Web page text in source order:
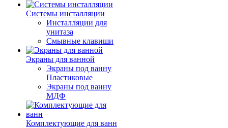
Системы инсталляции
Инсталляции для
унитаза
Смывные клавиши
Экраны для ванной
Экраны под ванну
Пластиковые
Экраны под ванну
МДФ
Комплектующие для ванн